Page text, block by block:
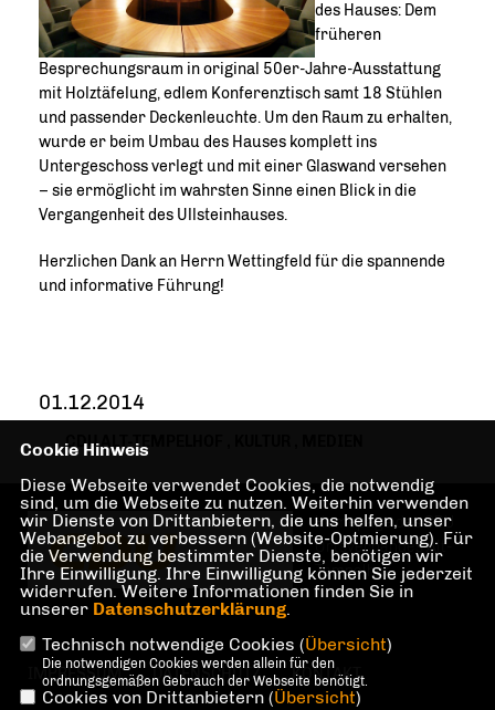
des Hauses: Dem
früheren
Besprechungsraum in original 50er-Jahre-Ausstattung
mit Holztäfelung, edlem Konferenztisch samt 18 Stühlen
und passender Deckenleuchte. Um den Raum zu erhalten,
wurde er beim Umbau des Hauses komplett ins
Untergeschoss verlegt und mit einer Glaswand versehen
– sie ermöglicht im wahrsten Sinne einen Blick in die
Vergangenheit des Ullsteinhauses.
Herzlichen Dank an Herrn Wettingfeld für die spannende
und informative Führung!
01.12.2014
CDU ALT-TEMPELHOF
Homepage des CDU
Ortsverbandes Alt-
Tempelhof
IMPRESSUM DATENSCHUTZ KONTAKT
Cookie Hinweis
Diese Webseite verwendet Cookies, die notwendig
sind, um die Webseite zu nutzen. Weiterhin verwenden
wir Dienste von Drittanbietern, die uns helfen, unser
Webangebot zu verbessern (Website-Optmierung). Für
die Verwendung bestimmter Dienste, benötigen wir
Ihre Einwilligung. Ihre Einwilligung können Sie jederzeit
widerrufen. Weitere Informationen finden Sie in
unserer Datenschutzerklärung.
Technisch notwendige Cookies (Übersicht)
Die notwendigen Cookies werden allein für den
ordnungsgemäßen Gebrauch der Webseite benötigt.
Cookies von Drittanbietern (Übersicht)